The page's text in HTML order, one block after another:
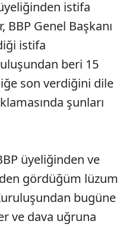
istifa
BBP Genel Başkanı
istifa
beri 15
son verdiğini dile
şunları
üyeliğinden ve
gördüğüm lüzum
bugüne
ve dava uğruna